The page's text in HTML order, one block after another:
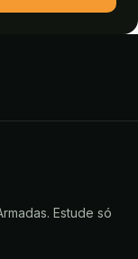
Estude só